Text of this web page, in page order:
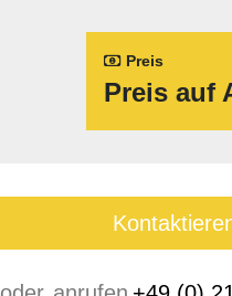
Preis
Preis auf